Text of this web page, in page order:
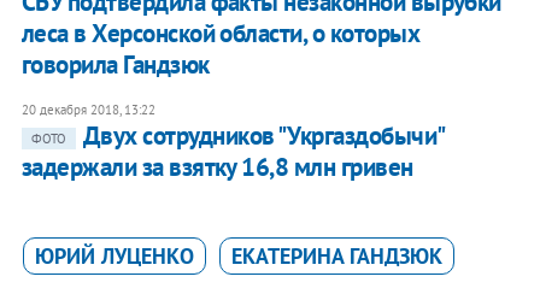
леса в Херсонской области, о которых
говорила Гандзюк
20 декабря 2018, 13:22
ФОТО
Двух сотрудников "Укргаздобычи"
задержали за взятку 16,8 млн гривен
ЮРИЙ ЛУЦЕНКО ЕКАТЕРИНА ГАНДЗЮК